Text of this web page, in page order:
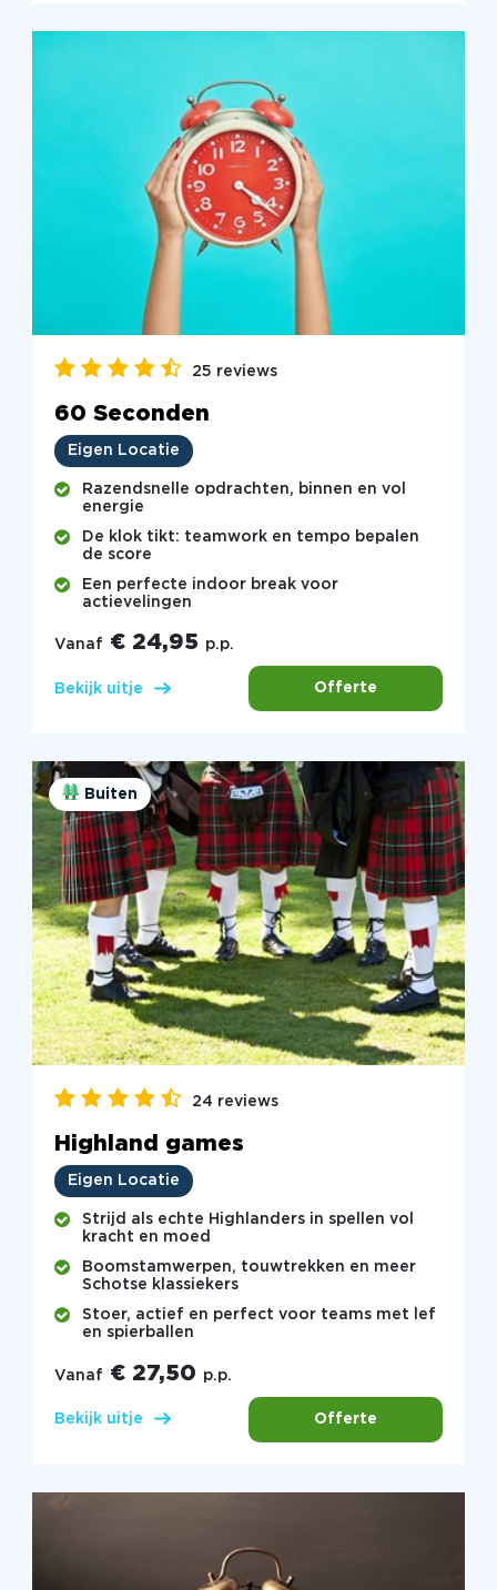
25 reviews
60 Seconden
Eigen Locatie
Razendsnelle opdrachten, binnen en vol
energie
De klok tikt: teamwork en tempo bepalen
de score
Een perfecte indoor break voor
actievelingen
Vanaf € 24,95 p.p.
Bekijk uitje Offerte
Buiten
24 reviews
Highland games
Eigen Locatie
Strijd als echte Highlanders in spellen vol
kracht en moed
Boomstamwerpen, touwtrekken en meer
Schotse klassiekers
Stoer, actief en perfect voor teams met lef
en spierballen
Vanaf € 27,50 p.p.
Bekijk uitje Offerte